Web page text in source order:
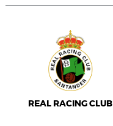
REAL RACING CLUB